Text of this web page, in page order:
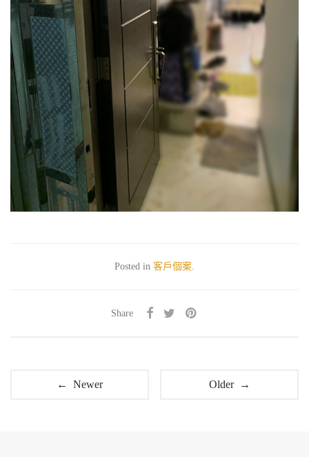
Posted in 客戶個案.
Share
← Newer Older →